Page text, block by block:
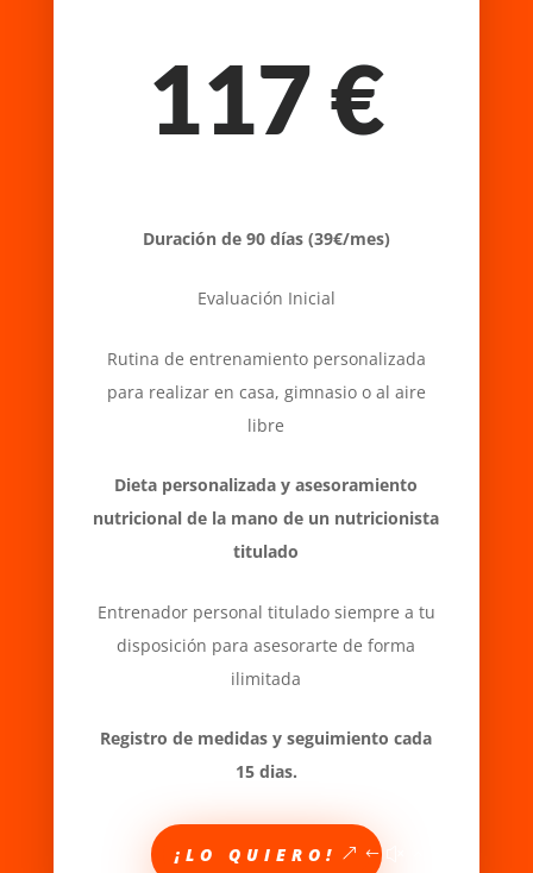
117 €
Duración de 90 días (39€/mes)
Evaluación Inicial
Rutina de entrenamiento personalizada
para realizar en casa, gimnasio o al aire
libre
Dieta personalizada y asesoramiento
nutricional de la mano de un nutricionista
titulado
Entrenador personal titulado siempre a tu
disposición para asesorarte de forma
ilimitada
Registro de medidas y seguimiento cada
15 dias.
¡LO QUIERO!